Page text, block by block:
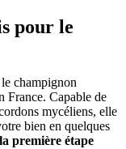
pour le
le champignon
France. Capable de
mycéliens, elle
bien en quelques
première étape